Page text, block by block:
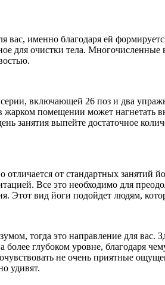
вас, именно благодаря ей
для очистки тела.
включающей 26 поз и два
помещении может нагнетать
занятия выпейте достаточное
от стандартных
Все это необходимо для
Этот вид йоги подойдет людям,
тогда это направление для
глубоком уровне, благодаря
не очень приятные
удивят.